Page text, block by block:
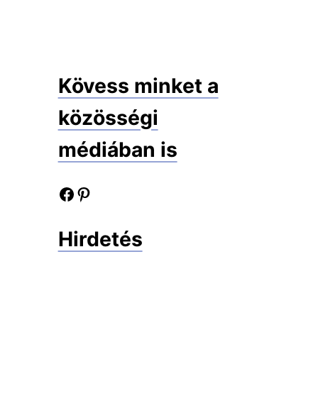
Kövess minket a
közösségi
médiában is
Facebook oldalunk Pinterest oldalunk
Hirdetés